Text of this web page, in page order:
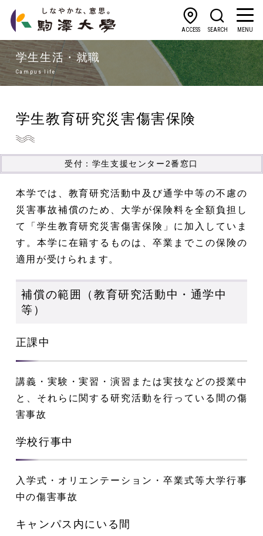
ACCESS SEARCH MENU
学生生活・就職
Campus life
学生教育研究災害傷害保険
受付：学生支援センター2番窓口
本学では、教育研究活動中及び通学中等の不慮の
災害事故補償のため、大学が保険料を全額負担し
て「学生教育研究災害傷害保険」に加入していま
す。本学に在籍するものは、卒業までこの保険の
適用が受けられます。
補償の範囲（教育研究活動中・通学中
等）
正課中
講義・実験・実習・演習または実技などの授業中
と、それらに関する研究活動を行っている間の傷
害事故
学校行事中
入学式・オリエンテーション・卒業式等大学行事
中の傷害事故
キャンパス内にいる間